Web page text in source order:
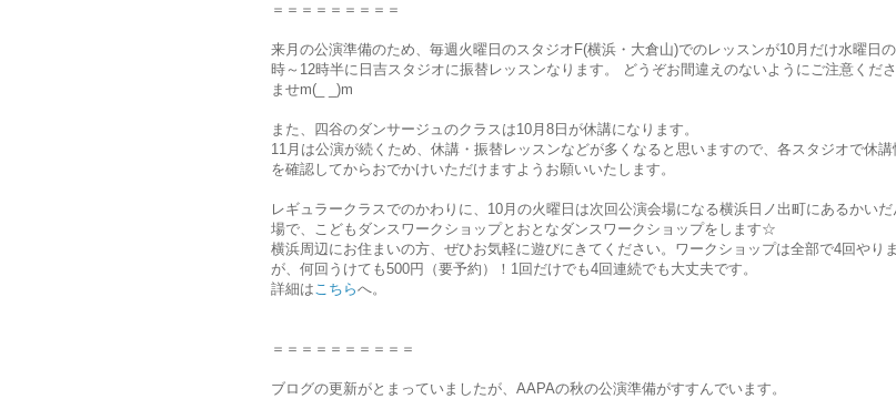
＝＝＝＝＝＝＝＝＝
来月の公演準備のため、毎週火曜日のスタジオF(横浜・大倉山)でのレッスンが10月だけ水曜日
時～12時半に日吉スタジオに振替レッスンなります。 どうぞお間違えのないようにご注意くだ
ませm(_ _)m
また、四谷のダンサージュのクラスは10月8日が休講になります。
11月は公演が続くため、休講・振替レッスンなどが多くなると思いますので、各スタジオで休講
を確認してからおでかけいただけますようお願いいたします。
レギュラークラスでのかわりに、10月の火曜日は次回公演会場になる横浜日ノ出町にあるかいだ
場で、こどもダンスワークショップとおとなダンスワークショップをします☆
横浜周辺にお住まいの方、ぜひお気軽に遊びにきてください。ワークショップは全部で4回やり
が、何回うけても500円（要予約）！1回だけでも4回連続でも大丈夫です。
詳細はこちらへ。
＝＝＝＝＝＝＝＝＝＝
ブログの更新がとまっていましたが、AAPAの秋の公演準備がすすんでいます。